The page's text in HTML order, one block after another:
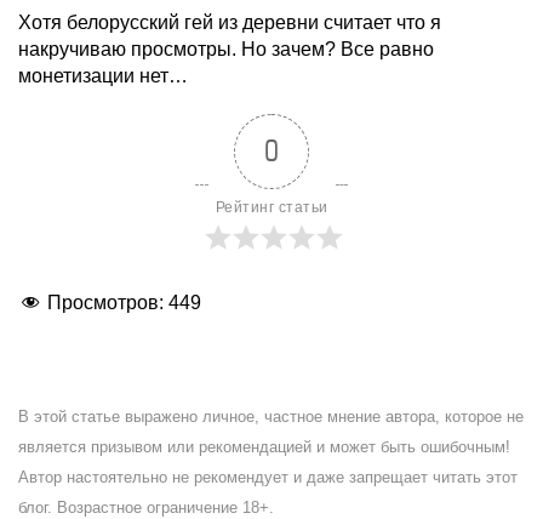
Хотя белорусский гей из деревни считает что я
накручиваю просмотры. Но зачем? Все равно
монетизации нет…
0
Рейтинг статьи
Просмотров: 449
В этой статье выражено личное, частное мнение автора, которое не
является призывом или рекомендацией и может быть ошибочным!
Автор настоятельно не рекомендует и даже запрещает читать этот
блог. Возрастное ограничение 18+.